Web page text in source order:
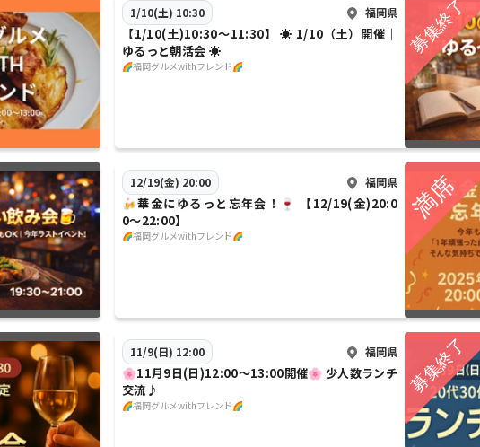
1/10(土) 10:30 福岡県
【1/10(土)10:30〜11:30】 ☀️ 1/10（土）開催｜
ゆるっと朝活会 ☀️
🌈福岡グルメwithフレンド🌈
12/19(金) 20:00 福岡県
🍻華金にゆるっと忘年会！🍷 【12/19(金)20:0
0〜22:00】
🌈福岡グルメwithフレンド🌈
11/9(日) 12:00 福岡県
🌸11月9日(日)12:00〜13:00開催🌸 少人数ランチ
交流♪
🌈福岡グルメwithフレンド🌈